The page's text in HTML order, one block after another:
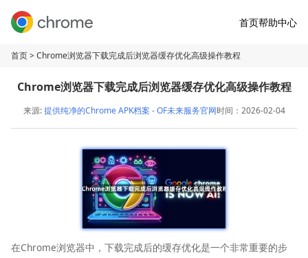
首页帮助中心
首页> Chrome浏览器下载完成后浏览器缓存优化高级操作教程
Chrome浏览器下载完成后浏览器缓存优化高级操作教程
来源:提供纯净的Chrome APK档案 - OF未来服务官网时间：2026-02-04
在Chrome浏览器中，下载完成后的缓存优化是一个非常重要的步